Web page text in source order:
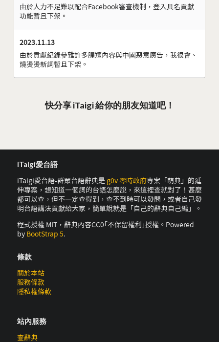
由於人力不足難以配合Facebook審查機制，登入具名貢獻
功能暫且下架。
2023.11.13
由於貢獻紀錄參雜許多腥羶內容與中國惡意廣告，我很會、
燒燙燙新詞暫且下架。
快分享 iTaigi 給你的朋友知道吧！
iTaigi愛台語
iTaigi愛台語-群眾台語辭典是 g0v 零時政府專案「萌典」的延
伸專案，想知道一個詞的台語怎麼說，來這裡查就對了！甚麼
都可以查，但不一定查得到，查不到時可以發問，或者自己發
明台語講法貢獻給大家，簡單說就是「自己的辭典自己編」。
程式授權 MIT，辭典內容CC0｢不保留權利｣授權。Powered
by BootStrap 5.
條款
關於本站
服務條款
隱私權條款
站內服務
查辭典